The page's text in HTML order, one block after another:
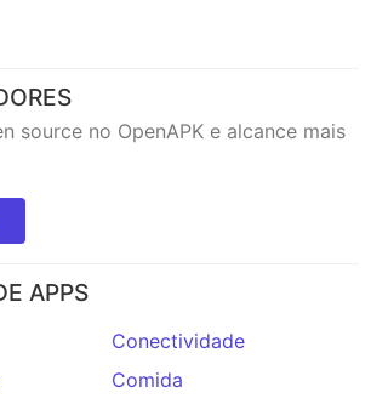
source no OpenAPK e alcance mais
APPS
Conectividade
Comida